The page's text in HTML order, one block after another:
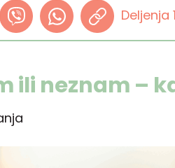
Deljenja 1
ili neznam –